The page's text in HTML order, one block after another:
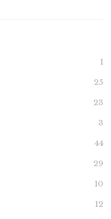
1
25
23
3
44
29
10
12